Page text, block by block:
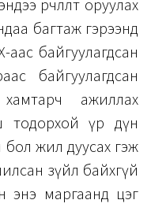
өөрчлөлт оруулах
багтаж гэрээнд
аас байгуулагдсан
байгуулагдсан
ажиллах
тодорхой үр дүн
бол жил дуусах гэж
зүйл байхгүй
энэ маргаанд цэг